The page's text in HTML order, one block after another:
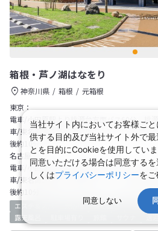
箱根・芦ノ湖はなをり
神奈川県 箱根
元箱根
東京：
電車/小田原駅より桃源台方面バス60分、桃
車/東名高速道路～御殿場IC～R138を箱根方
後約10分
名古屋：
電車/小田原駅より桃源台方面バス60分、桃
車/東名高速道路～御殿場IC～R138を箱根方
後約10分
エステ＆スパ 大浴場 貸切風呂 宅配サ
露天風呂
当社サイト内においてお客様ご
供する目的及び当社サイト外で
とを目的にCookieを使用してい
同意いただける場合は同意する
しくはプライバシーポリシーをご
同意しない